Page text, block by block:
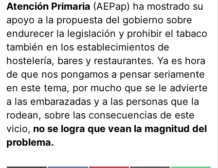
Atención Primaria (AEPap) ha mostrado su
apoyo a la propuesta del gobierno sobre
endurecer la legislación y prohibir el tabaco
también en los establecimientos de
hostelería, bares y restaurantes. Ya es hora
de que nos pongamos a pensar seriamente
en este tema, por mucho que se le advierte
a las embarazadas y a las personas que la
rodean, sobre las consecuencias de este
vicio, no se logra que vean la magnitud del
problema.